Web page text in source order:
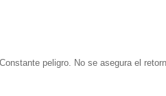
peligro. No se asegura el